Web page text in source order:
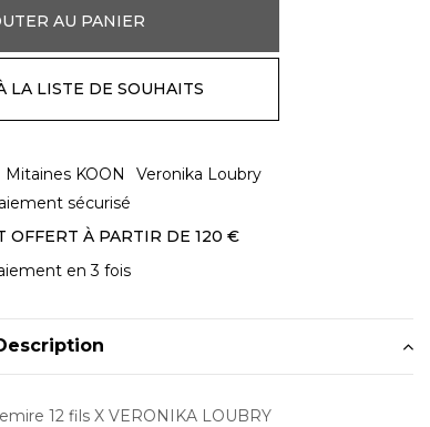
AU PANIER
LA LISTE DE SOUHAITS
Mitaines KOON
Veronika Loubry
sécurisé
OFFERT À PARTIR DE 120 €
en 3 fois
12 fils X VERONIKA LOUBRY